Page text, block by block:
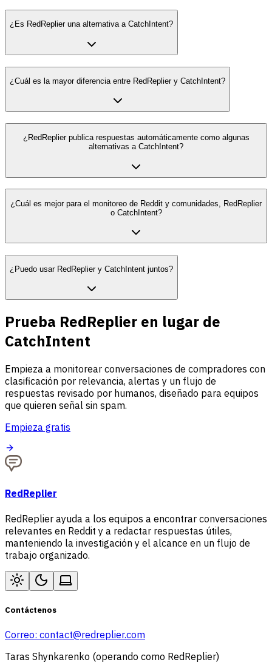
¿Es RedReplier una alternativa a CatchIntent?
¿Cuál es la mayor diferencia entre RedReplier y CatchIntent?
¿RedReplier publica respuestas automáticamente como algunas
alternativas a CatchIntent?
¿Cuál es mejor para el monitoreo de Reddit y comunidades, RedReplier
o CatchIntent?
¿Puedo usar RedReplier y CatchIntent juntos?
Prueba RedReplier en lugar de
CatchIntent
Empieza a monitorear conversaciones de compradores con
clasificación por relevancia, alertas y un flujo de
respuestas revisado por humanos, diseñado para equipos
que quieren señal sin spam.
Empieza gratis
RedReplier
RedReplier ayuda a los equipos a encontrar conversaciones
relevantes en Reddit y a redactar respuestas útiles,
manteniendo la investigación y el alcance en un flujo de
trabajo organizado.
Contáctenos
Correo: contact@redreplier.com
Taras Shynkarenko (operando como RedReplier)